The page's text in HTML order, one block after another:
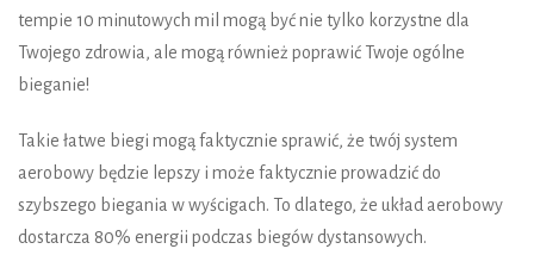
tempie 10 minutowych mil mogą być nie tylko korzystne dla
Twojego zdrowia, ale mogą również poprawić Twoje ogólne
bieganie!
Takie łatwe biegi mogą faktycznie sprawić, że twój system
aerobowy będzie lepszy i może faktycznie prowadzić do
szybszego biegania w wyścigach. To dlatego, że układ aerobowy
dostarcza 80% energii podczas biegów dystansowych.